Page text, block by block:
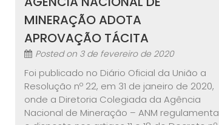
MINERAÇÃO ADOTA
APROVAÇÃO TÁCITA
Posted on 3 de fevereiro de 2020
Foi publicado no Diário Oficial da União a
Resolução nº 22, em 31 de janeiro de 2020,
onde a Diretoria Colegiada da Agência
Nacional de Mineração – ANM regulamenta